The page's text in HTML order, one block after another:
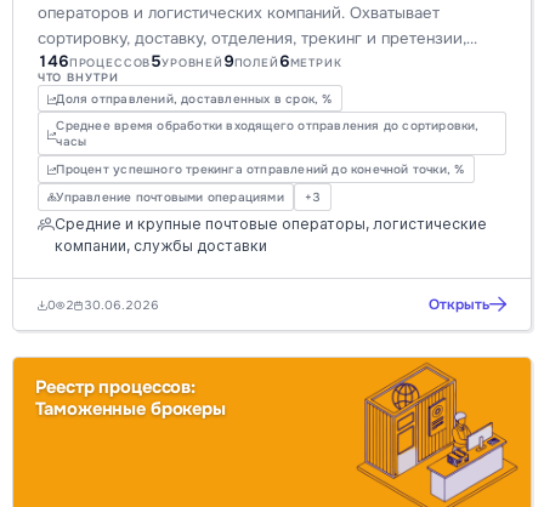
операторов и логистических компаний. Охватывает
сортировку, доставку, отделения, трекинг и претензии,
обеспечивая полную прозрачность и контроль
операционной деятельности для повышения
эффективности.
146ПРОЦЕССОВ5УРОВНЕЙ 9ПОЛЕЙ6МЕТРИК
ЧТО ВНУТРИ
Доля отправлений, доставленных в срок, %
Среднее время обработки входящего отправления до сортировки,
часы
Процент успешного трекинга отправлений до конечной точки, %
Управление почтовыми операциями
+3
Средние и крупные почтовые операторы, логистические
компании, службы доставки
0 2 30.06.2026 Открыть
Реестр процессов:
Таможенные брокеры